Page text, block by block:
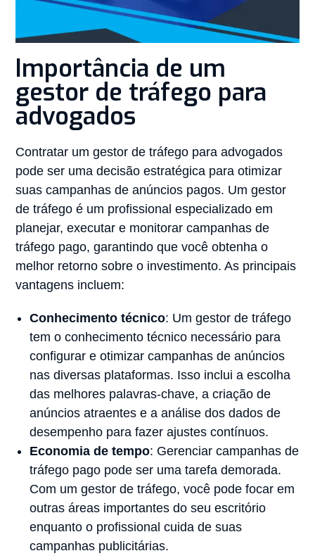
Importância de um
gestor de tráfego para
advogados
Contratar um gestor de tráfego para advogados
pode ser uma decisão estratégica para otimizar
suas campanhas de anúncios pagos. Um gestor
de tráfego é um profissional especializado em
planejar, executar e monitorar campanhas de
tráfego pago, garantindo que você obtenha o
melhor retorno sobre o investimento. As principais
vantagens incluem:
Conhecimento técnico: Um gestor de tráfego
tem o conhecimento técnico necessário para
configurar e otimizar campanhas de anúncios
nas diversas plataformas. Isso inclui a escolha
das melhores palavras-chave, a criação de
anúncios atraentes e a análise dos dados de
desempenho para fazer ajustes contínuos.
Economia de tempo: Gerenciar campanhas de
tráfego pago pode ser uma tarefa demorada.
Com um gestor de tráfego, você pode focar em
outras áreas importantes do seu escritório
enquanto o profissional cuida de suas
campanhas publicitárias.